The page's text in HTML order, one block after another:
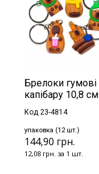
Брелоки гумові
капібару 10,8 см
Код 23-4814
упаковка (12 шт.)
144,90 грн.
12,08 грн. за 1 шт.